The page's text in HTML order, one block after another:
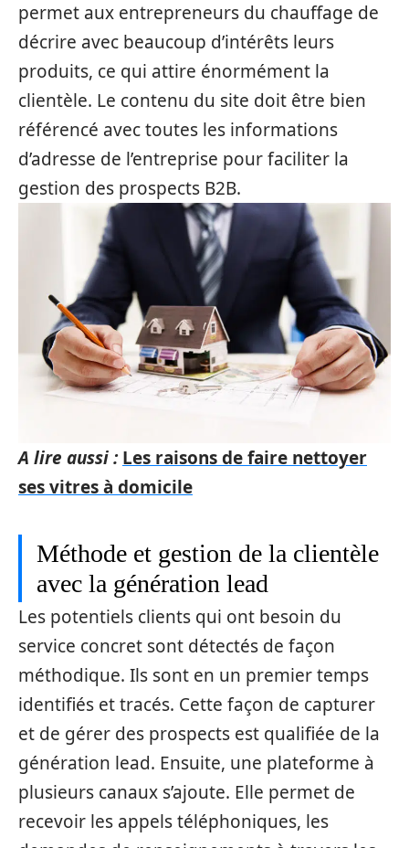
permet aux entrepreneurs du chauffage de
décrire avec beaucoup d’intérêts leurs
produits, ce qui attire énormément la
clientèle. Le contenu du site doit être bien
référencé avec toutes les informations
d’adresse de l’entreprise pour faciliter la
gestion des prospects B2B.
A lire aussi : Les raisons de faire nettoyer
ses vitres à domicile
Méthode et gestion de la clientèle
avec la génération lead
Les potentiels clients qui ont besoin du
service concret sont détectés de façon
méthodique. Ils sont en un premier temps
identifiés et tracés. Cette façon de capturer
et de gérer des prospects est qualifiée de la
génération lead. Ensuite, une plateforme à
plusieurs canaux s’ajoute. Elle permet de
recevoir les appels téléphoniques, les